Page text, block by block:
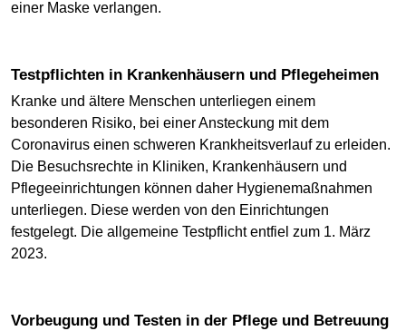
einer Maske verlangen.
Testpflichten in Krankenhäusern und Pflegeheimen
Kranke und ältere Menschen unterliegen einem
besonderen Risiko, bei einer Ansteckung mit dem
Coronavirus einen schweren Krankheitsverlauf zu erleiden.
Die Besuchsrechte in Kliniken, Krankenhäusern und
Pflegeeinrichtungen können daher Hygienemaßnahmen
unterliegen. Diese werden von den Einrichtungen
festgelegt. Die allgemeine Testpflicht entfiel zum 1. März
2023.
Vorbeugung und Testen in der Pflege und Betreuung